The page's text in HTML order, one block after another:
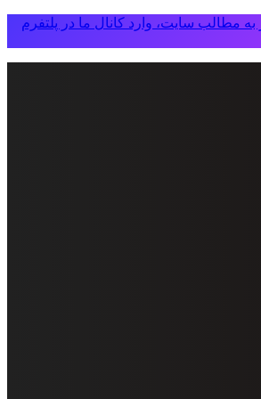
مطالب سایت، وارد کانال ما در پلتفرم